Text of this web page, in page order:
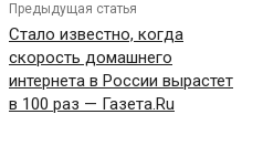
Предыдущая статья
Стало известно, когда
скорость домашнего
интернета в России вырастет
в 100 раз — Газета.Ru